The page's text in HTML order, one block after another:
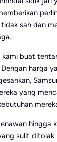
sah dan
kami buat
Dengan harga
yang
hingga
sulit